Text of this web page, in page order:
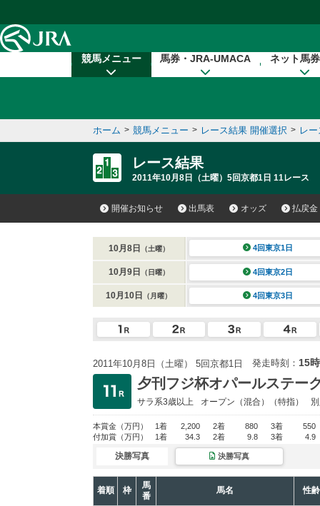
競馬メニュー 馬券・JRA-UMACA ネット馬
ホーム > 競馬メニュー > レース結果 開催選択 > レ
レース結果
2011年10月8日（土曜）5回京都1日 11レース
開催お知らせ 出馬表 オッズ 払戻金
10月8日 （土曜） 4回東京1日
10月9日 （日曜） 4回東京2日
10月10日 （月曜） 4回東京3日
2011年10月8日（土曜） 5回京都1日 発走時刻： 15
夕刊フジ杯オパールステー
サラ系3歳以上 オープン （混合）（特指）
本賞金 （万円） 1着 2,200 2着 880 3着
550
付加賞 （万円） 1着 34.3 2着 9.8 3着 4.9
決勝写真 決勝写真
着順 枠
馬
番
馬名 性齢